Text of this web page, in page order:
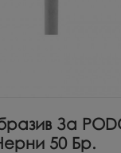
За
50 Бр.